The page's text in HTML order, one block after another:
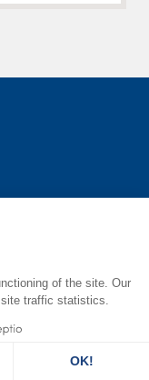
of the site. Our
traffic statistics.
OK!